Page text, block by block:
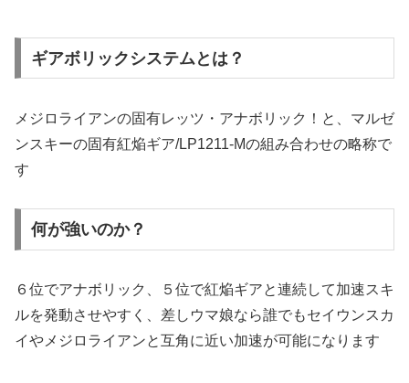
ギアボリックシステムとは？
メジロライアンの固有レッツ・アナボリック！と、マルゼ
ンスキーの固有紅焔ギア/LP1211-Mの組み合わせの略称で
す
何が強いのか？
６位でアナボリック、５位で紅焔ギアと連続して加速スキ
ルを発動させやすく、差しウマ娘なら誰でもセイウンスカ
イやメジロライアンと互角に近い加速が可能になります